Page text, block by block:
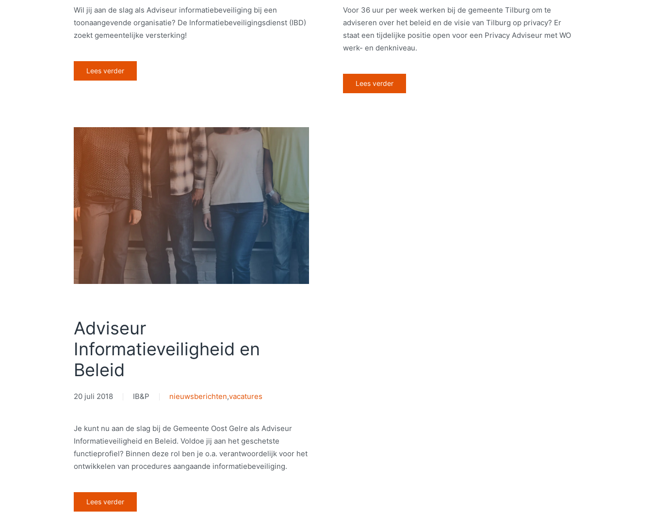
Wil jij aan de slag als Adviseur informatiebeveiliging bij een
toonaangevende organisatie? De Informatiebeveiligingsdienst (IBD)
zoekt gemeentelijke versterking!
Lees verder
Voor 36 uur per week werken bij de gemeente Tilburg om te
adviseren over het beleid en de visie van Tilburg op privacy? Er
staat een tijdelijke positie open voor een Privacy Adviseur met WO
werk- en denkniveau.
Lees verder
Adviseur
Informatieveiligheid en
Beleid
20 juli 2018 IB&P nieuwsberichten,vacatures
Je kunt nu aan de slag bij de Gemeente Oost Gelre als Adviseur
Informatieveiligheid en Beleid. Voldoe jij aan het geschetste
functieprofiel? Binnen deze rol ben je o.a. verantwoordelijk voor het
ontwikkelen van procedures aangaande informatiebeveiliging.
Lees verder